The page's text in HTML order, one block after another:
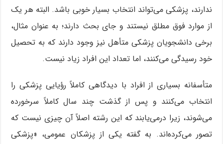
ندارند، پزشکی می‌تواند انتخاب بسیار خوبی باشد. البته هر یک
از موارد فوق مطلق نیستند و جای بحث دارند؛ به عنوان مثال،
برخی دانشجویان پزشکی متأهل نیز وجود دارند که به تحصیل
خود رسیدگی می‌کنند، اما تعداد این افراد زیاد نیست.
متأسفانه بسیاری از افراد با دیدگاهی کاملاً رؤیایی پزشکی را
انتخاب می‌کنند و پس از گذشت چند سال کاملاً سرخورده
می‌شوند، زیرا درمی‌یابند که این رشته اصلاً آن چیزی نیست که
تصور می‌کرده‌اند. به گفته یکی از پزشکان عمومی، «پزشکی